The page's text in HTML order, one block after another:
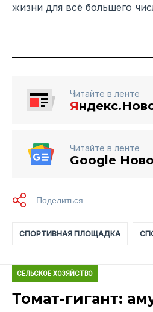
жизни для всё большего
Читайте в ленте
Я
Читайте в ленте
Google
СПОРТИВНАЯ ПЛОЩАДКА
СЕЛЬСКОЕ ХОЗЯЙСТВО
Томат-гигант: